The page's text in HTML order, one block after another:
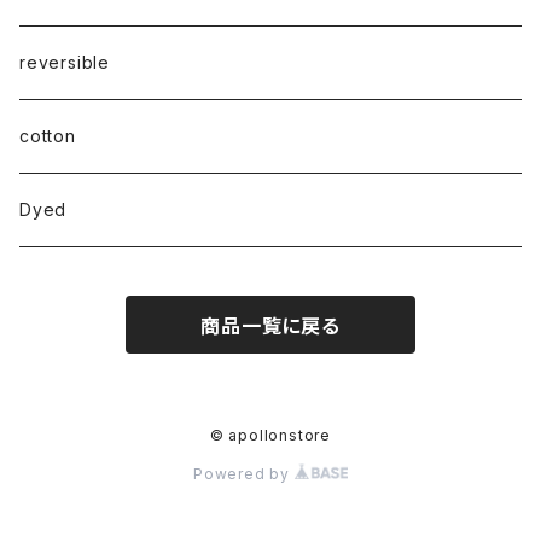
reversible
cotton
Dyed
商品一覧に戻る
© apollonstore
Powered by